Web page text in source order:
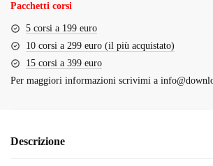
Pacchetti corsi
5 corsi a 199 euro
10 corsi a 299 euro (il più acquistato)
15 corsi a 399 euro
Per maggiori informazioni scrivimi a
Descrizione